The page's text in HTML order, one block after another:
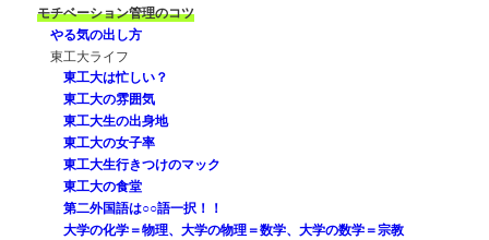
モチベーション管理のコツ
やる気の出し方
東工大ライフ
東工大は忙しい？
東工大の雰囲気
東工大生の出身地
東工大の女子率
東工大生行きつけのマック
東工大の食堂
第二外国語は○○語一択！！
大学の化学＝物理、大学の物理＝数学、大学の数学＝宗教